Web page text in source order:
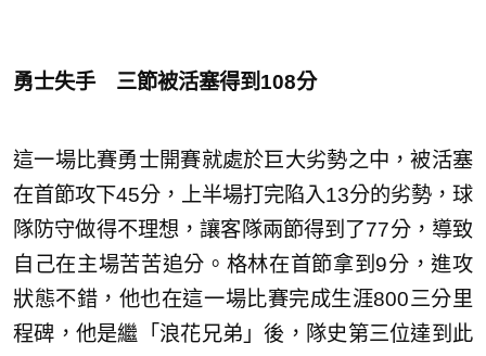
勇士失手 三節被活塞得到108分
這一場比賽勇士開賽就處於巨大劣勢之中，被活塞
在首節攻下45分，上半場打完陷入13分的劣勢，球
隊防守做得不理想，讓客隊兩節得到了77分，導致
自己在主場苦苦追分。格林在首節拿到9分，進攻
狀態不錯，他也在這一場比賽完成生涯800三分里
程碑，他是繼「浪花兄弟」後，隊史第三位達到此